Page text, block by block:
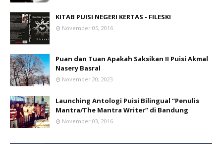
KITAB PUISI NEGERI KERTAS - FILESKI
November 05, 2016
Puan dan Tuan Apakah Saksikan II Puisi Akmal
Nasery Basral
November 20, 2023
Launching Antologi Puisi Bilingual “Penulis
Mantra/The Mantra Writer” di Bandung
November 03, 2016